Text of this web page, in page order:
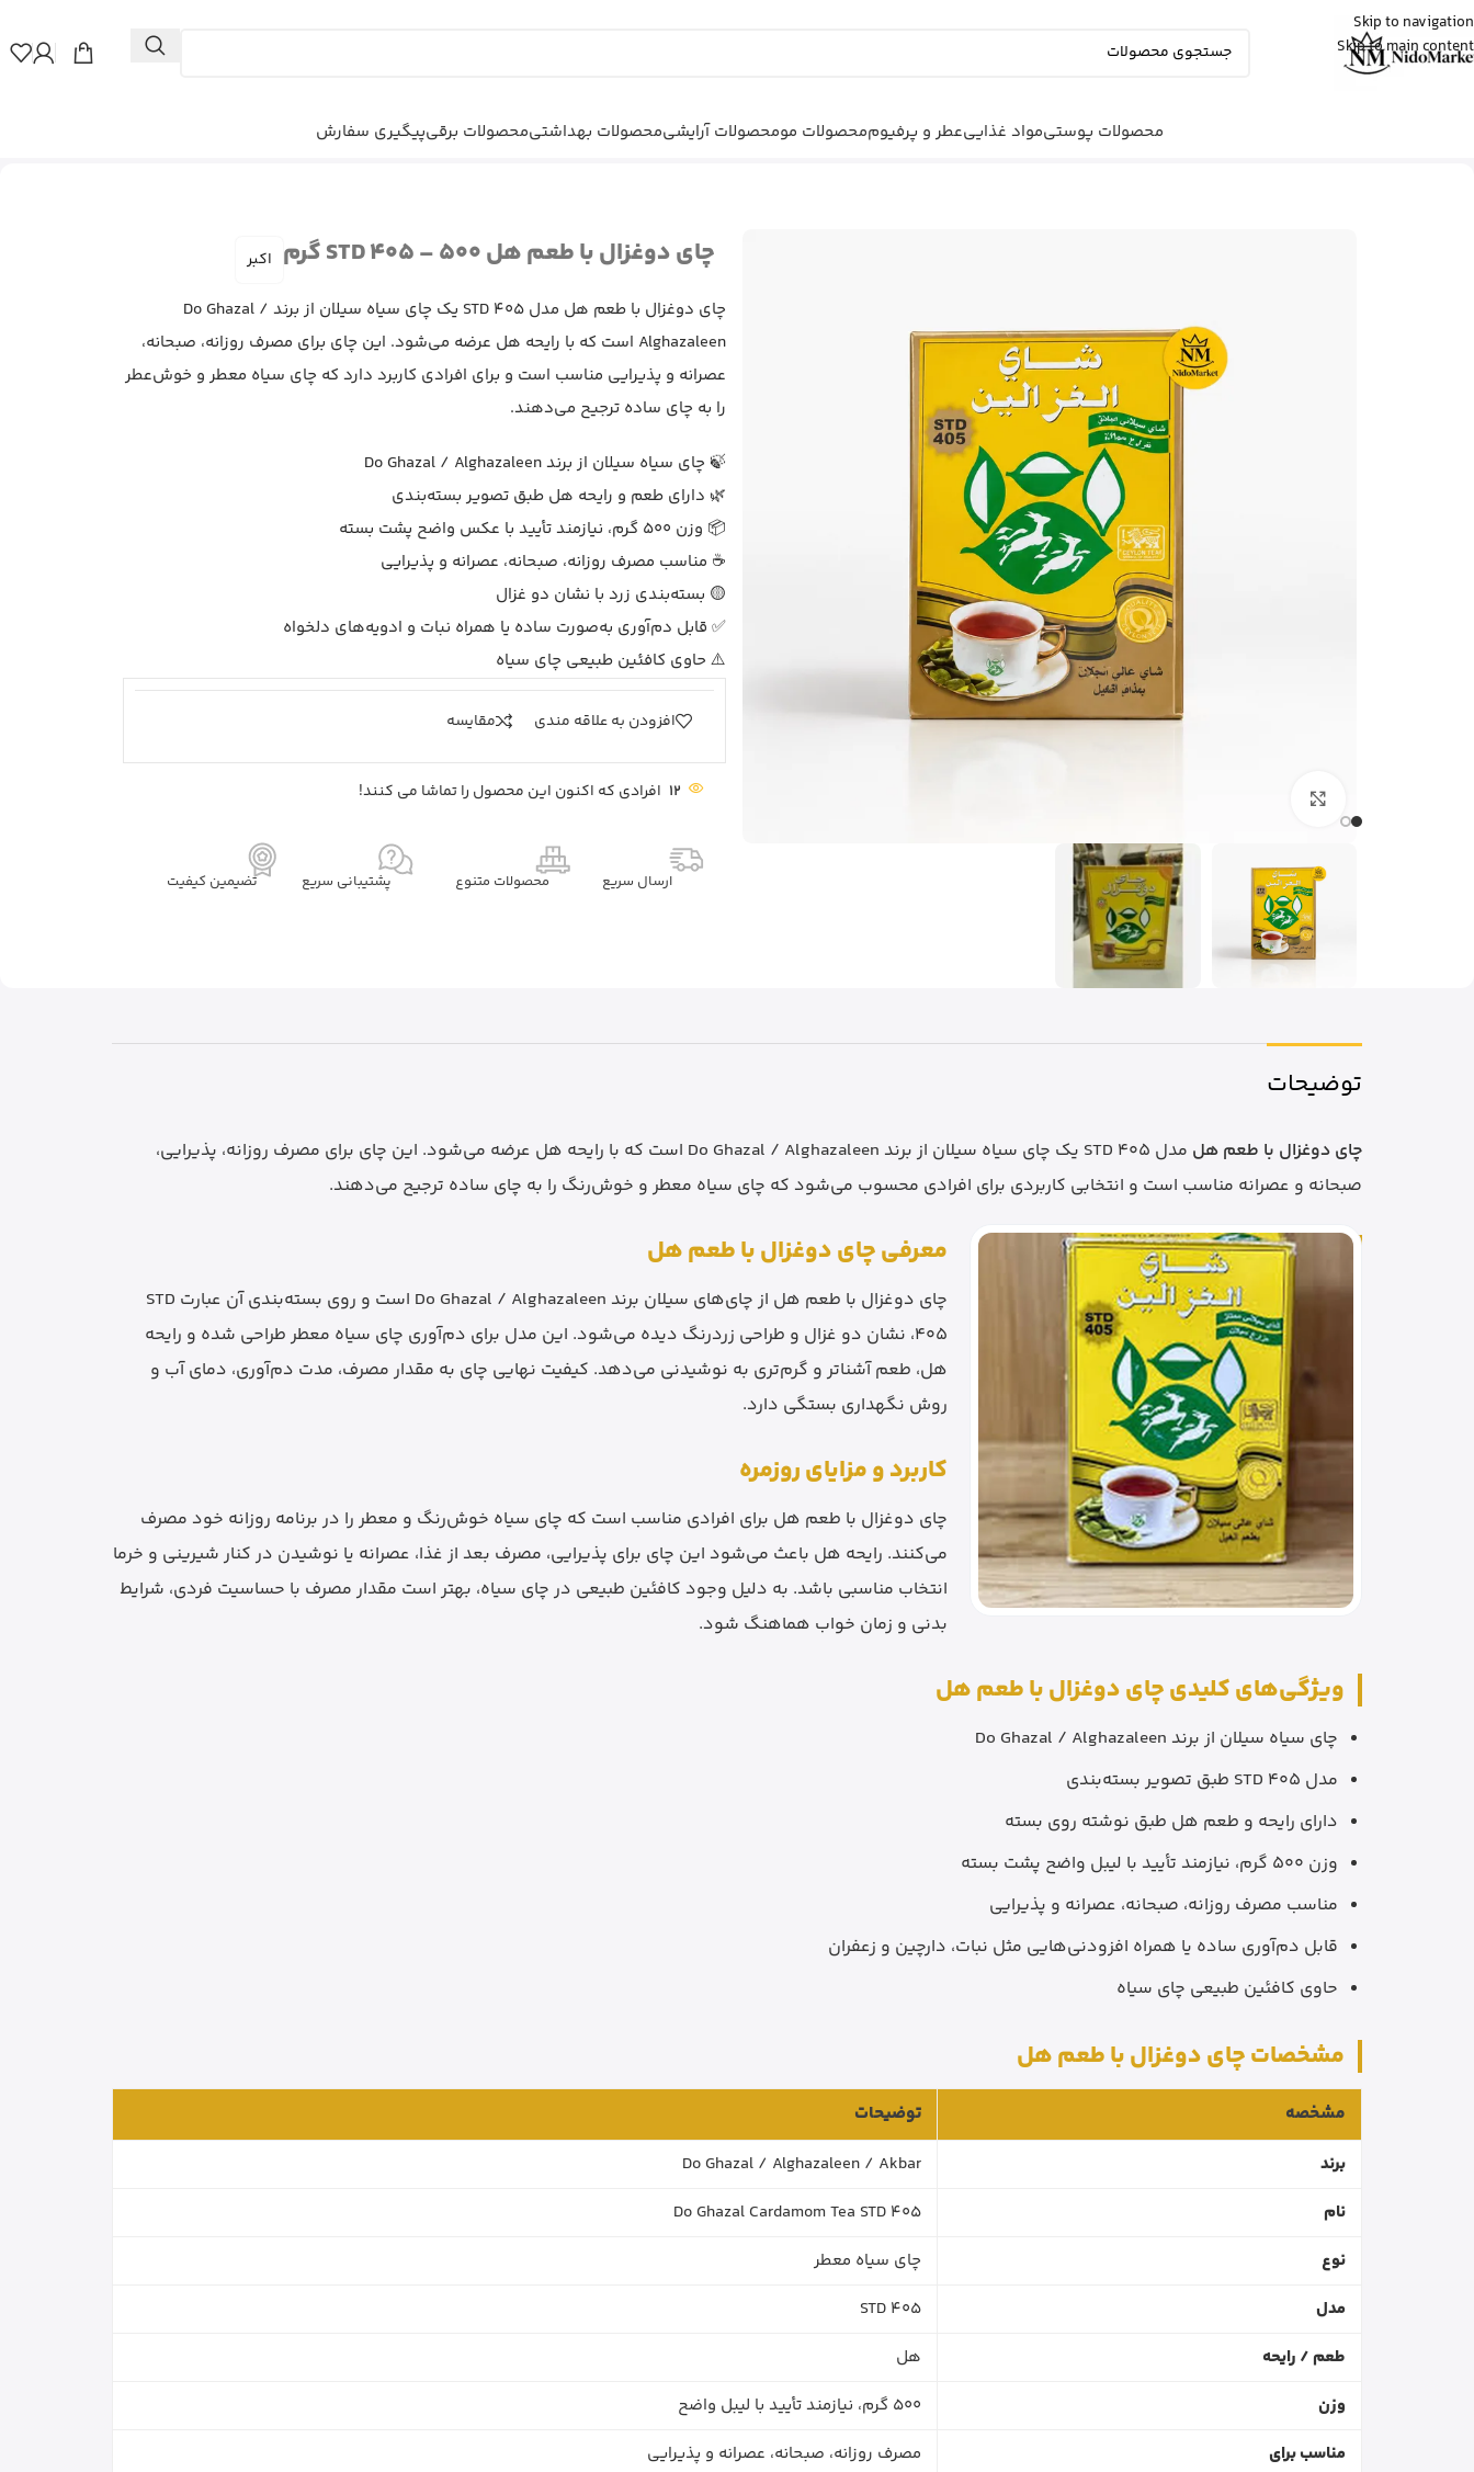
Skip to navigation
Skip to main content
محصولات پوستیمواد غذاییعطر و پرفیوممحصولات مومحصولات آرایشیمحصولات بهداشتیمحصولات برقیپیگیری سفارش مواد غذایی|چای|چای دوغزال با طعم هل STD 405 – 500 گرم
چای دوغزال با طعم هل STD 405 – 500 گرم اکبر
چای دوغزال با طعم هل مدل STD 405 یک چای سیاه سیلان از برند Do Ghazal /
Alghazaleen است که با رایحه هل عرضه می‌شود. این چای برای مصرف روزانه، صبحانه،
عصرانه و پذیرایی مناسب است و برای افرادی کاربرد دارد که چای سیاه معطر و خوش‌عطر
را به چای ساده ترجیح می‌دهند.
🍃 چای سیاه سیلان از برند Do Ghazal / Alghazaleen
🌿 دارای طعم و رایحه هل طبق تصویر بسته‌بندی
📦 وزن 500 گرم، نیازمند تأیید با عکس واضح پشت بسته
☕ مناسب مصرف روزانه، صبحانه، عصرانه و پذیرایی
🟡 بسته‌بندی زرد با نشان دو غزال
✅ قابل دم‌آوری به‌صورت ساده یا همراه نبات و ادویه‌های دلخواه
⚠️ حاوی کافئین طبیعی چای سیاه
افزودن به علاقه مندی مقايسه
12 افرادی که اکنون این محصول را تماشا می کنند!
ارسال سریع محصولات متنوع پشتیبانی سریع تضیمین کیفیت
توضیحات
چای دوغزال با طعم هل
مدل STD 405 یک چای سیاه سیلان از برند Do Ghazal / Alghazaleen است که با رایحه هل عرضه می‌شود. این چای برای مصرف روزانه، پذیرایی،
صبحانه و عصرانه مناسب است و انتخابی کاربردی برای افرادی محسوب می‌شود که چای سیاه معطر و خوش‌رنگ را به چای ساده ترجیح می‌دهند.
معرفی چای دوغزال با طعم هل
چای دوغزال با طعم هل از چای‌های سیلان برند Do Ghazal / Alghazaleen است و روی بسته‌بندی آن عبارت STD
405، نشان دو غزال و طراحی زردرنگ دیده می‌شود. این مدل برای دم‌آوری چای سیاه معطر طراحی شده و رایحه
هل، طعم آشناتر و گرم‌تری به نوشیدنی می‌دهد. کیفیت نهایی چای به مقدار مصرف، مدت دم‌آوری، دمای آب و
روش نگهداری بستگی دارد.
کاربرد و مزایای روزمره
چای دوغزال با طعم هل برای افرادی مناسب است که چای سیاه خوش‌رنگ و معطر را در برنامه روزانه خود مصرف
می‌کنند. رایحه هل باعث می‌شود این چای برای پذیرایی، مصرف بعد از غذا، عصرانه یا نوشیدن در کنار شیرینی و خرما
انتخاب مناسبی باشد. به دلیل وجود کافئین طبیعی در چای سیاه، بهتر است مقدار مصرف با حساسیت فردی، شرایط
بدنی و زمان خواب هماهنگ شود.
ویژگی‌های کلیدی چای دوغزال با طعم هل
چای سیاه سیلان از برند Do Ghazal / Alghazaleen
مدل STD 405 طبق تصویر بسته‌بندی
دارای رایحه و طعم هل طبق نوشته روی بسته
وزن 500 گرم، نیازمند تأیید با لیبل واضح پشت بسته
مناسب مصرف روزانه، صبحانه، عصرانه و پذیرایی
قابل دم‌آوری ساده یا همراه افزودنی‌هایی مثل نبات، دارچین و زعفران
حاوی کافئین طبیعی چای سیاه
مشخصات چای دوغزال با طعم هل
مشخصه توضیحات
برند
Do Ghazal / Alghazaleen / Akbar
نام
Do Ghazal Cardamom Tea STD 405
نوع
چای سیاه معطر
مدل
STD 405
طعم / رایحه
هل
وزن
500 گرم، نیازمند تأیید با لیبل واضح
مناسب برای
مصرف روزانه، صبحانه، عصرانه و پذیرایی
Fatemeh
ادو پرفیوم زنانه بورلی هیلز پولو کلاب رو